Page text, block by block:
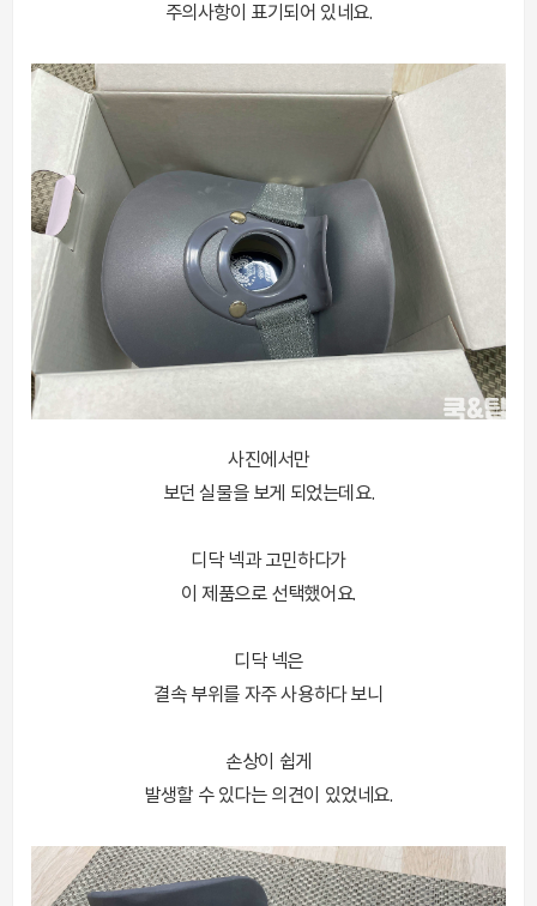
주의사항이 표기되어 있네요.
사진에서만
보던 실물을 보게 되었는데요.
디닥 넥과 고민하다가
이 제품으로 선택했어요.
디닥 넥은
결속 부위를 자주 사용하다 보니
손상이 쉽게
발생할 수 있다는 의견이 있었네요.